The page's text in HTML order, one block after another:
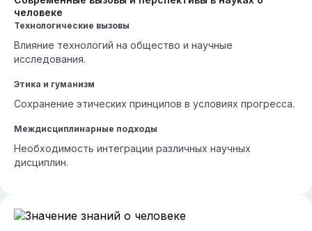
человеке
Технологические вызовы
Влияние технологий на общество и научные
исследования.
Этика и гуманизм
Сохранение этических принципов в условиях прогресса.
Междисциплинарные подходы
Необходимость интеграции различных научных
дисциплин.